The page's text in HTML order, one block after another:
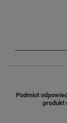
Kable
W
Podmiot
produkt